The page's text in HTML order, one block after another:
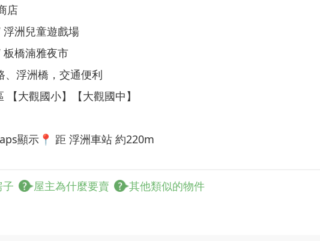
店
洲兒童遊戲場
橋湳雅夜市
浮洲橋，交通便利
大觀國小】【大觀國中】
顯示📍 距 浮洲車站 約220m
屋主為什麼要賣 其他類似的物件